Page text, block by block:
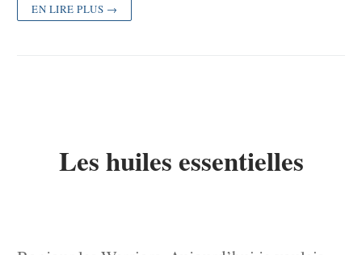
EN LIRE PLUS →
Les huiles essentielles